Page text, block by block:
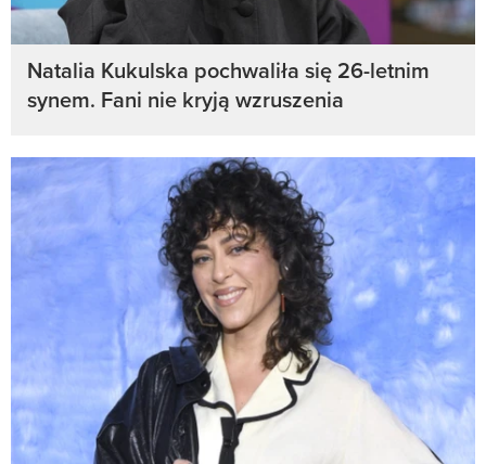
Natalia Kukulska pochwaliła się 26-letnim
synem. Fani nie kryją wzruszenia